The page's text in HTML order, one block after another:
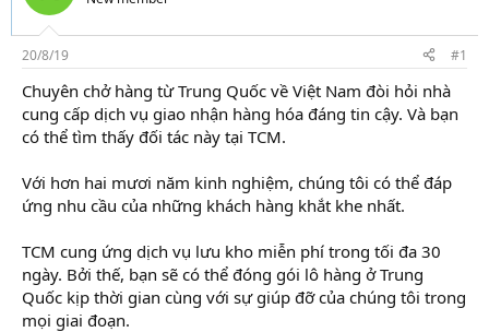
d
s
t
a
r
t
e
i
20/8/19 #1
Chuyên chở hàng từ Trung Quốc về Việt Nam đòi hỏi nhà
cung cấp dịch vụ giao nhận hàng hóa đáng tin cậy. Và bạn
có thể tìm thấy đối tác này tại TCM.
Với hơn hai mươi năm kinh nghiệm, chúng tôi có thể đáp
ứng nhu cầu của những khách hàng khắt khe nhất.
TCM cung ứng dịch vụ lưu kho miễn phí trong tối đa 30
ngày. Bởi thế, bạn sẽ có thể đóng gói lô hàng ở Trung
Quốc kịp thời gian cùng với sự giúp đỡ của chúng tôi trong
mọi giai đoạn.